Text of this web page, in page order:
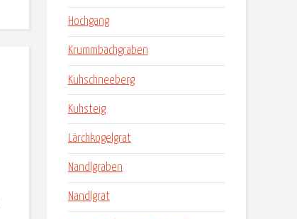
Hochgang
Krummbachgraben
Kuhschneeberg
Kuhsteig
Lärchkogelgrat
Nandlgraben
Nandlgrat